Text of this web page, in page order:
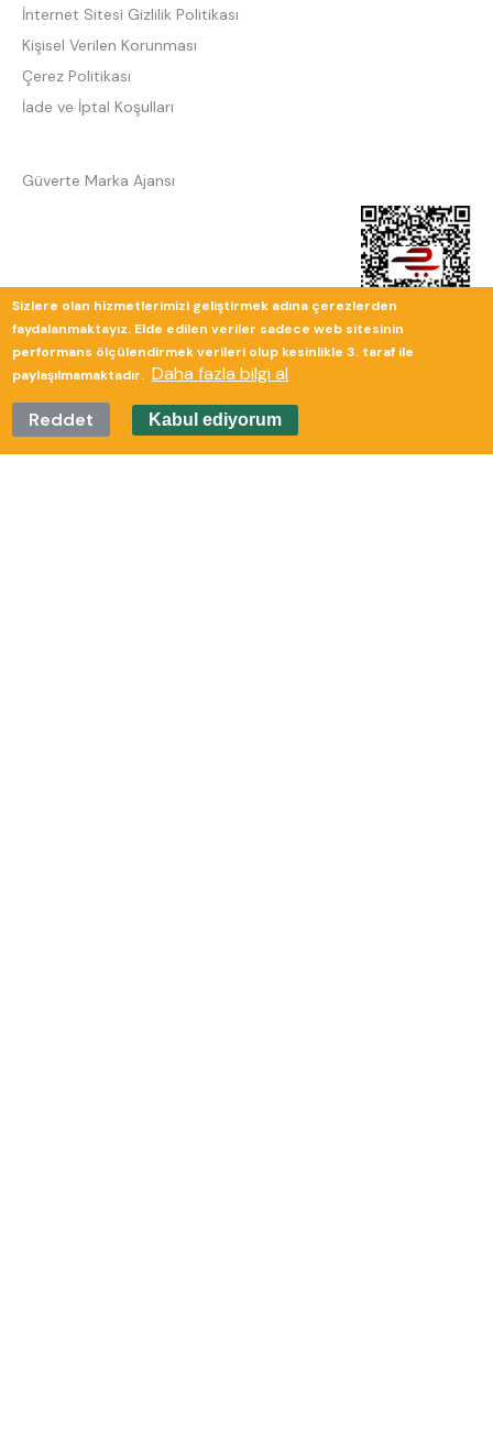
İnternet Sitesi Gizlilik Politikası
Kişisel Verilen Korunması
Çerez Politikası
İade ve İptal Koşulları
Güverte Marka Ajansı
Sizlere olan hizmetlerimizi geliştirmek adına çerezlerden
faydalanmaktayız. Elde edilen veriler sadece web sitesinin
performans ölçülendirmek verileri olup kesinlikle 3. taraf ile
paylaşılmamaktadır. Daha fazla bilgi al
Reddet
Kabul ediyorum